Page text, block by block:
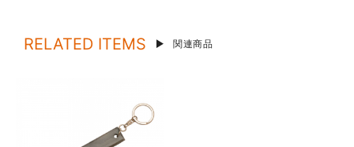
RELATED ITEMS 関連商品